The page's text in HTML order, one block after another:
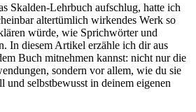
Skalden-Lehrbuch aufschlug, hatte‍ ich‍
altertümlich ⁢wirkendes Werk so
würde, ‍wie Sprichwörter und
​In diesem Artikel erzähle ich dir⁣ aus
Buch mitnehmen kannst: nicht nur die
sondern vor allem, wie ‍du sie
und‌ selbstbewusst in deinem ⁢eigenen⁢